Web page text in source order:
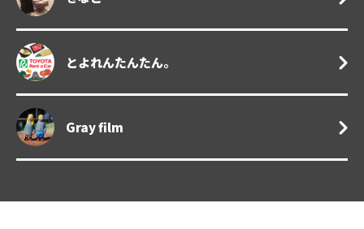
とよれんたんたん。
Gray film